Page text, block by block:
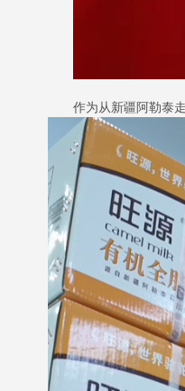
作为从新疆阿勒泰